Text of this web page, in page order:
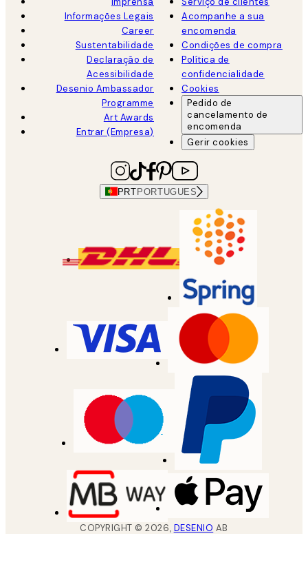
Informações Legais
Career
Sustentabilidade
Declaração de
Acessibilidade
Desenio Ambassador
Programme
Art Awards
Entrar (Empresa)
Acompanhe a sua
encomenda
Condições de compra
Política de
confidencialidade
Cookies
Pedido de
cancelamento de
encomenda
Gerir cookies
PRTPORTUGUES
COPYRIGHT ©2026, DESENIO AB